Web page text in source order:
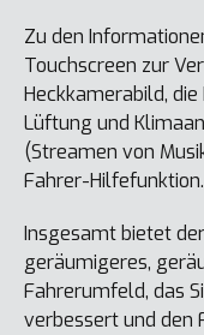
Zu den
Touchscreen zur
Heckkamerabild,
Lüftung und
(Streamen von
Fahrer-Hilfefunktion.
Insgesamt bietet
geräumigeres,
Fahrerumfeld, das
verbessert und den